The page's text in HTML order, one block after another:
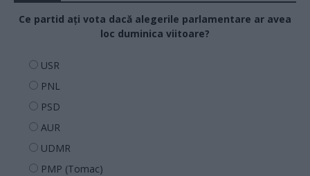
Ce partid ați vota dacă alegerile parlamentare ar avea
loc duminica viitoare?
USR
PNL
PSD
AUR
UDMR
PMP (Tomac)